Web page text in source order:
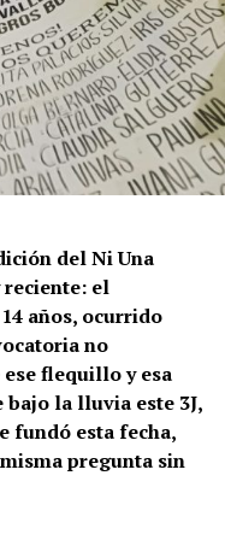
del Ni Una
reciente: el
años, ocurrido
no
flequillo y esa
la lluvia este 3J,
fundó esta fecha,
pregunta sin